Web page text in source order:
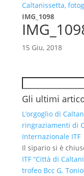
Caltanissetta,
IMG_1098
15 Giu, 2018
Cerca
Gli ultimi
L’orgoglio di
ringraziamenti di
Internazionale ITF
Il sipario si è
ITF “Città di
trofeo Bcc G.